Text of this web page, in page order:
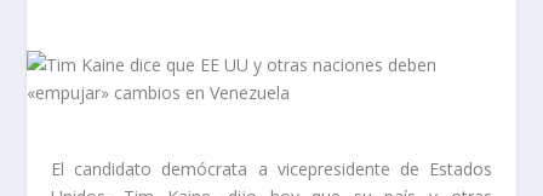
El candidato demócrata a vicepresidente de Estados